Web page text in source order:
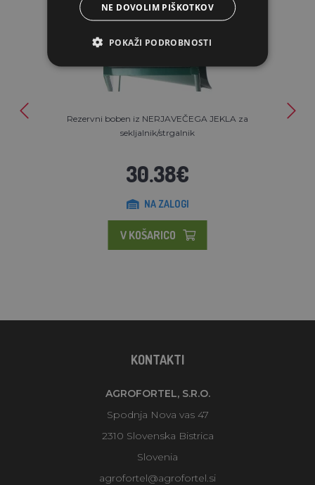
Rezervni boben iz NERJAVEČEGA JEKLA za
sekljalnik/strgalnik
30.38€
NA ZALOGI
V KOŠARICO
KONTAKTI
AGROFORTEL, S.R.O.
Spodnja Nova vas 47
2310 Slovenska Bistrica
Slovenia
agrofortel@agrofortel.si
NE DOVOLIM PIŠKOTKOV
POKAŽI PODROBNOSTI